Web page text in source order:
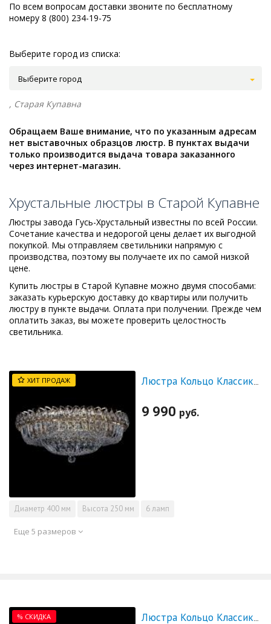
По всем вопросам доставки звоните по бесплатному
номеру 8 (800) 234-19-75
Выберите город из списка:
Выберите город
, Старая Купавна
Обращаем Ваше внимание, что по указанным адресам
нет выставочных образцов люстр. В пунктах выдачи
только производится выдача товара заказанного
через интернет-магазин.
Хрустальные люстры в Старой Купавне
Люстры завода Гусь-Хрустальный известны по всей России.
Сочетание качества и недорогой цены делает их выгодной
покупкой. Мы отправляем светильники напрямую с
производства, поэтому вы получаете их по самой низкой
цене.
Купить люстры в Старой Купавне можно двумя способами:
заказать курьерскую доставку до квартиры или получить
люстру в пункте выдачи. Оплата при получении. Прежде чем
оплатить заказ, вы можете проверить целостность
светильника.
ХИТ ПРОДАЖ Люстра Кольцо Классика Пластинка
9 990 руб.
Диаметр 400 мм Высота 250 мм 6 ламп
Еще 5 размеров
% СКИДКА Люстра Кольцо Классика Пластинка 500 мм - СКИДКА!!!